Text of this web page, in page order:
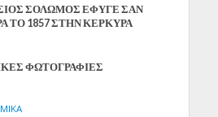
ΣΟΛΩΜΟΣ ΕΦΥΓΕ ΣΑΝ
ΤΟ 1857 ΣΤΗΝ ΚΕΡΚΥΡΑ
ΦΩΤΟΓΡΑΦΙΕΣ